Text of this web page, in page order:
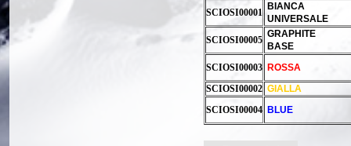
SCIOSI00001
BIANCA
UNIVERSALE
SCIOSI00005
GRAPHITE
BASE
SCIOSI00003 ROSSA
SCIOSI00002 GIALLA
SCIOSI00004 BLUE